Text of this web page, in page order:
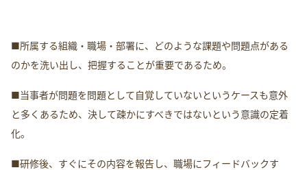
■所属する組織・職場・部署に、どのような課題や問題点がある
のかを洗い出し、把握することが重要であるため。
■当事者が問題を問題として自覚していないというケースも意外
と多くあるため、決して疎かにすべきではないという意識の定着
化。
■研修後、すぐにその内容を報告し、職場にフィードバックす